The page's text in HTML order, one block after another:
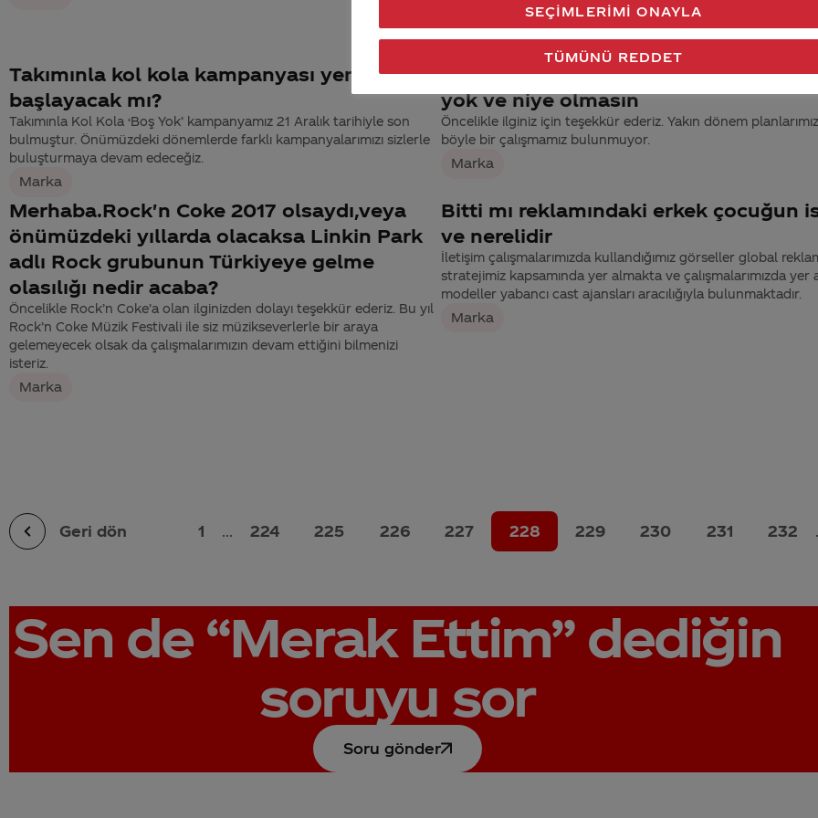
yürütüyoruz. Bu nedenle şuan için talebinizi olumlu
değerlendiremediğimizi üzülerek belirtmek isteriz.
Takımınla kol kola kampanyası yeniden
başlayacak mı?
Takımınla Kol Kola ‘Boş Yok’ kampanyamız 21 Aralık tarihiyle son
bulmuştur. Önümüzdeki dönemlerde farklı kampanyalarımızı sizlerle
buluşturmaya devam edeceğiz.
Marka
kutu ve şişe kolaların yanında neden
yok ve niye olmasın
Öncelikle ilginiz için teşekkür ederiz. Yakın dönem
böyle bir çalışmamız bulunmuyor.
Marka
Merhaba.Rock'n Coke 2017 olsaydı,veya
önümüzdeki yıllarda olacaksa Linkin Park
adlı Rock grubunun Türkiyeye gelme
olasılığı nedir acaba?
Öncelikle Rock’n Coke’a olan ilginizden dolayı teşekkür ederiz. Bu yıl
Rock’n Coke Müzik Festivali ile siz müzikseverlerle bir araya
gelemeyecek olsak da çalışmalarımızın devam ettiğini bilmenizi
isteriz.
Marka
Bitti mı reklamındaki erkek çocuğun
ve nerelidir
İletişim çalışmalarımızda kullandığımız görseller global
stratejimiz kapsamında yer almakta ve çalışmalarımızda yer
modeller yabancı cast ajansları aracılığıyla bulunmaktadır.
Marka
Geri dön 1 ... 224 225 226 227 228 229 230 231 232
Sen de “Merak Ettim”dediğin
soruyu sor
Soru gönder
TÜMÜNÜ REDDET
SEÇIMLERIMI ONAYLA